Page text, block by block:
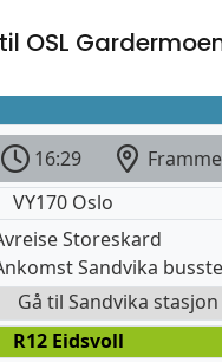
OSL
16:29 Framme
VY170 Oslo
Storeskard
Sandvika
Gå til Sandvika stasjon
R12 Eidsvoll